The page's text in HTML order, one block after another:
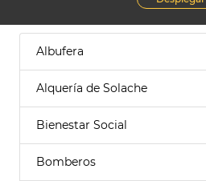
Albufera
Alquería de Solache
Bienestar Social
Bomberos